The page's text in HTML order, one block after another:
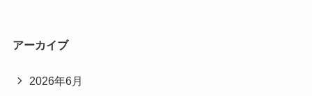
アーカイブ
2026年6月